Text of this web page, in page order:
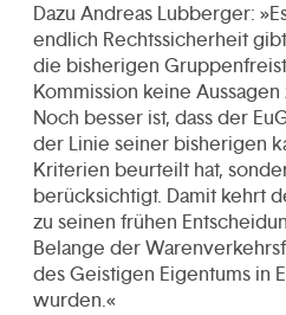
Dazu Andreas Lubberger:
endlich Rechtssicherheit
die bisherigen
Kommission keine
Noch besser ist, dass der
der Linie seiner bisherigen
Kriterien beurteilt hat,
berücksichtigt. Damit kehrt
zu seinen frühen
Belange der
des Geistigen Eigentums in
wurden.«